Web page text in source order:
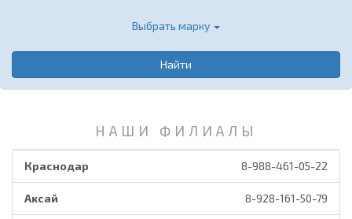
Выбрать марку
Найти
НАШИ ФИЛИАЛЫ
Краснодар 8-988-461-05-22
Аксай 8-928-161-50-79